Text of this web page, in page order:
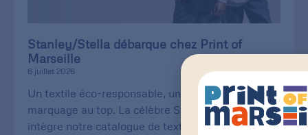
Stanley/Stella débarque chez Print of
Marseille
6 juillet 2026
Un textile éco-responsable, une qualité de
marquage au top. La célèbre Stanley/Stella
intègre notre catalogue de textiles